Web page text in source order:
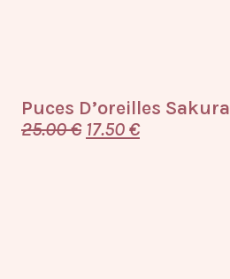
Puces D’oreilles Sakura
25.00€ 17.50€